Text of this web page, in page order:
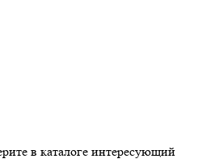
в каталоге интересующий